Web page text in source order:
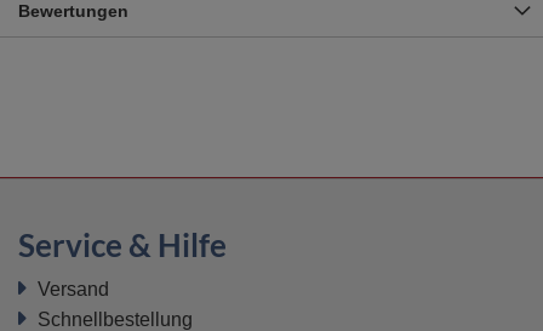
Bewertungen
Service & Hilfe
Versand
Schnellbestellung